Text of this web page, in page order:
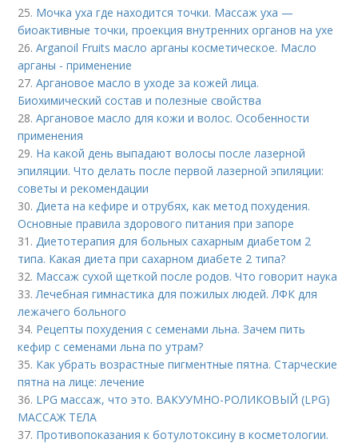
25. Мочка уха где находится точки. Массаж уха —
биоактивные точки, проекция внутренних органов на ухе
26.Arganoil Fruits масло арганы косметическое. Масло
арганы - применение
27.Аргановое масло в уходе за кожей лица.
Биохимический состав и полезные свойства
28.Аргановое масло для кожи и волос. Особенности
применения
29. На какой день выпадают волосы после лазерной
эпиляции. Что делать после первой лазерной эпиляции:
советы и рекомендации
30.Диета на кефире и отрубях, как метод похудения.
Основные правила здорового питания при запоре
31.Диетотерапия для больных сахарным диабетом 2
типа. Какая диета при сахарном диабете 2 типа?
32. Массаж сухой щеткой после родов. Что говорит наука
33.Лечебная гимнастика для пожилых людей. ЛФК для
лежачего больного
34. Рецепты похудения с семенами льна. Зачем пить
кефир с семенами льна по утрам?
35. Как убрать возрастные пигментные пятна. Старческие
пятна на лице: лечение
36. LPG массаж, что это. ВАКУУМНО-РОЛИКОВЫЙ (LPG)
МАССАЖ ТЕЛА
37. Противопоказания к ботулотоксину в косметологии.